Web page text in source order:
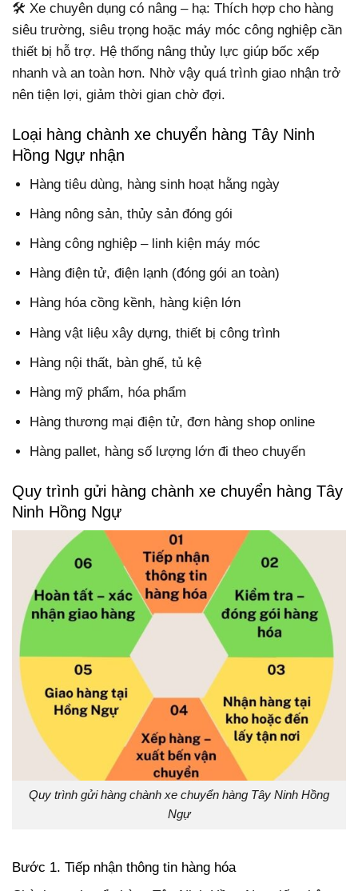
🛠️ Xe chuyên dụng có nâng – hạ: Thích hợp cho hàng
siêu trường, siêu trọng hoặc máy móc công nghiệp cần
thiết bị hỗ trợ. Hệ thống nâng thủy lực giúp bốc xếp
nhanh và an toàn hơn. Nhờ vậy quá trình giao nhận trở
nên tiện lợi, giảm thời gian chờ đợi.
Loại hàng chành xe chuyển hàng Tây Ninh
Hồng Ngự nhận
Hàng tiêu dùng, hàng sinh hoạt hằng ngày
Hàng nông sản, thủy sản đóng gói
Hàng công nghiệp – linh kiện máy móc
Hàng điện tử, điện lạnh (đóng gói an toàn)
Hàng hóa cồng kềnh, hàng kiện lớn
Hàng vật liệu xây dựng, thiết bị công trình
Hàng nội thất, bàn ghế, tủ kệ
Hàng mỹ phẩm, hóa phẩm
Hàng thương mại điện tử, đơn hàng shop online
Hàng pallet, hàng số lượng lớn đi theo chuyến
Quy trình gửi hàng chành xe chuyển hàng Tây
Ninh Hồng Ngự
Quy trình gửi hàng chành xe chuyển hàng Tây Ninh Hồng
Ngự
Bước 1. Tiếp nhận thông tin hàng hóa